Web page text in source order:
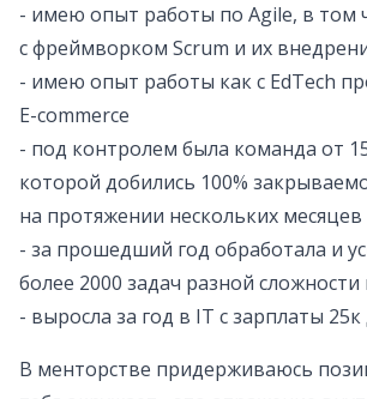
- имею опыт работы по Agile, в том
с фреймворком Scrum и их
- имею опыт работы как с EdTech
E-commercе
- под контролем была команда от
которой добились 100%
на протяжении нескольких месяцев
- за прошедший год обработала и
более 2000 задач разной
- выросла за год в IT с зарплаты
В менторстве придерживаюсь